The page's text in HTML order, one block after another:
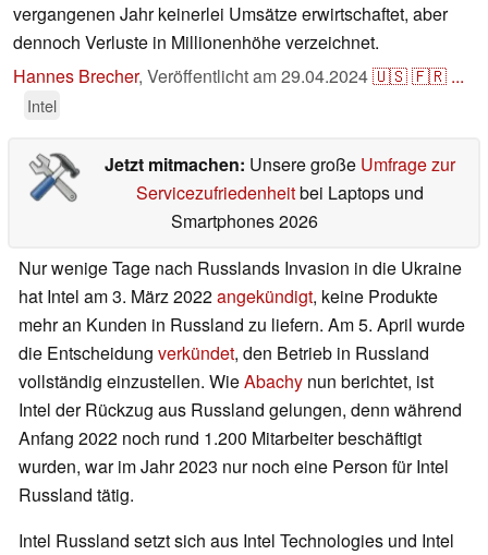
vergangenen Jahr keinerlei Umsätze erwirtschaftet, aber
dennoch Verluste in Millionenhöhe verzeichnet.
Hannes Brecher, Veröffentlicht am29.04.2024🇺🇸🇫🇷 ...
Intel
Jetzt mitmachen: Unsere große Umfrage zur
Servicezufriedenheitbei Laptops und
Smartphones 2026
Nur wenige Tage nach Russlands Invasion in die Ukraine
hat Intel am 3. März 2022angekündigt, keine Produkte
mehr an Kunden in Russland zu liefern. Am 5. April wurde
die Entscheidung verkündet, den Betrieb in Russland
vollständig einzustellen. WieAbachy nun berichtet, ist
Intel der Rückzug aus Russland gelungen, denn während
Anfang 2022 noch rund 1.200 Mitarbeiter beschäftigt
wurden, war im Jahr 2023 nur noch eine Person für Intel
Russland tätig.
Intel Russland setzt sich aus Intel Technologies und Intel